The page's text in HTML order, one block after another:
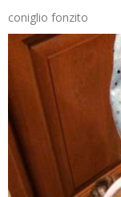
coniglio fonzito